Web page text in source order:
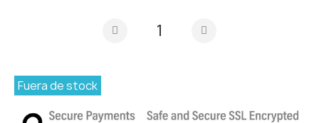
Fuera de stock